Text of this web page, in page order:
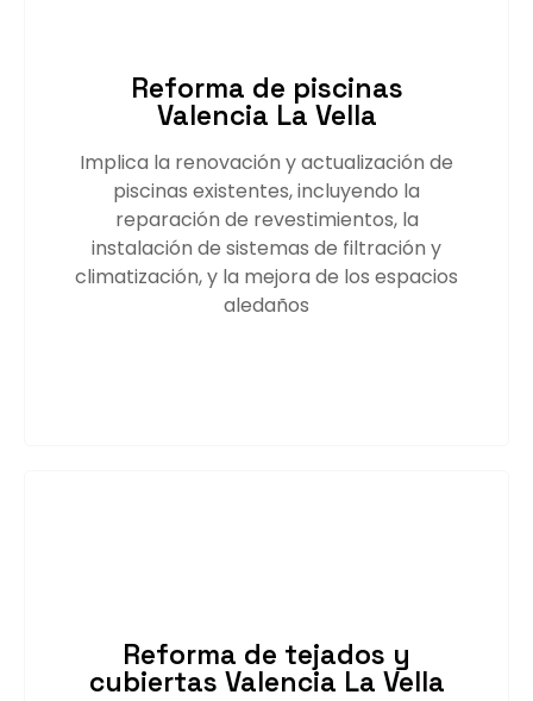
Reforma de piscinas
Valencia La Vella
Implica la renovación y actualización de
piscinas existentes, incluyendo la
reparación de revestimientos, la
instalación de sistemas de filtración y
climatización, y la mejora de los espacios
aledaños
Reforma de tejados y
cubiertas Valencia La Vella